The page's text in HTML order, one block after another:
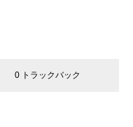
0 トラックバック